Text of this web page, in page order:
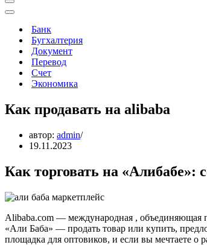
Меню
навигации
Меню
навигацииБанк
Бугхалтерия
Документ
Перевод
Счет
Экономика
Как продавать на alibaba
автор: admin
19.11.2023
Как торговать на «Алибабе»:
Alibaba.com — международная , объединяющая
«Али Баба» — продать товар или купить,
площадка для оптовиков, и если вы мечтаете